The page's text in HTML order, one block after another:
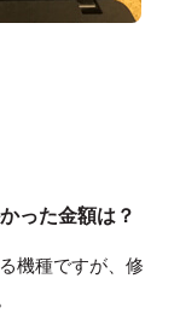
った金額は？
機種ですが、修